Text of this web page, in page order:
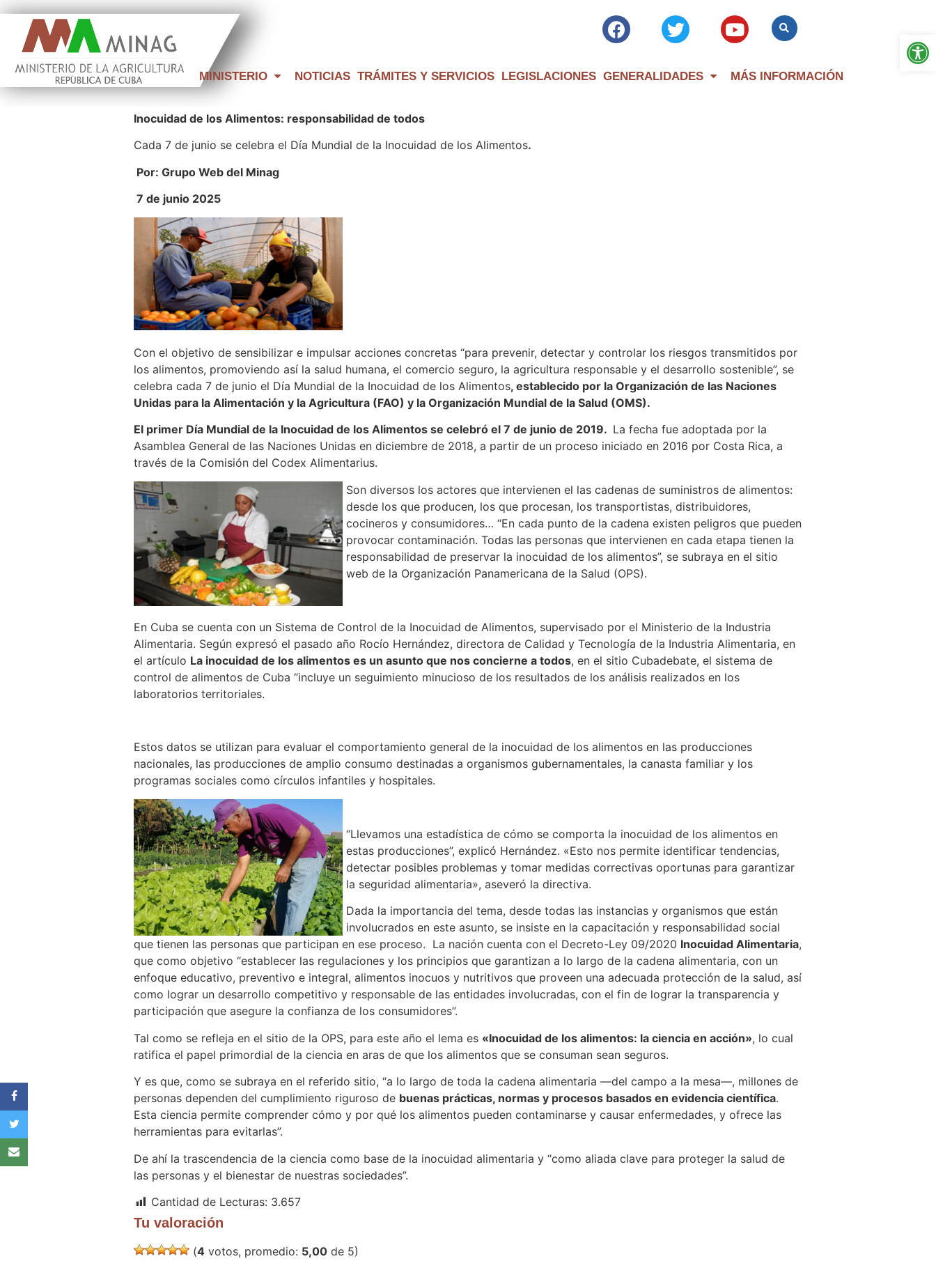
MINISTERIO NOTICIAS TRÁMITES Y SERVICIOS LEGISLACIONES GENERALIDADES MÁS INFORMACIÓN
Inocuidad de los Alimentos: responsabilidad de todos
Cada 7 de junio se celebra el Día Mundial de la Inocuidad de los Alimentos.
Por: Grupo Web del Minag
7 de junio 2025
Con el objetivo de sensibilizar e impulsar acciones concretas “para prevenir, detectar y controlar los riesgos transmitidos por
los alimentos, promoviendo así la salud humana, el comercio seguro, la agricultura responsable y el desarrollo sostenible”, se
celebra cada 7 de junio el Día Mundial de la Inocuidad de los Alimentos, establecido por la Organización de las Naciones
Unidas para la Alimentación y la Agricultura (FAO) y la Organización Mundial de la Salud (OMS).
El primer Día Mundial de la Inocuidad de los Alimentos se celebró el 7 de junio de 2019. La fecha fue adoptada por la
Asamblea General de las Naciones Unidas en diciembre de 2018, a partir de un proceso iniciado en 2016 por Costa Rica, a
través de la Comisión del Codex Alimentarius.
Son diversos los actores que intervienen el las cadenas de suministros de alimentos:
desde los que producen, los que procesan, los transportistas, distribuidores,
cocineros y consumidores… “En cada punto de la cadena existen peligros que pueden
provocar contaminación. Todas las personas que intervienen en cada etapa tienen la
responsabilidad de preservar la inocuidad de los alimentos”, se subraya en el sitio
web de la Organización Panamericana de la Salud (OPS).
En Cuba se cuenta con un Sistema de Control de la Inocuidad de Alimentos, supervisado por el Ministerio de la Industria
Alimentaria. Según expresó el pasado año Rocío Hernández, directora de Calidad y Tecnología de la Industria Alimentaria, en
el artículo La inocuidad de los alimentos es un asunto que nos concierne a todos, en el sitio Cubadebate, el sistema de
control de alimentos de Cuba “incluye un seguimiento minucioso de los resultados de los análisis realizados en los
laboratorios territoriales.
Estos datos se utilizan para evaluar el comportamiento general de la inocuidad de los alimentos en las producciones
nacionales, las producciones de amplio consumo destinadas a organismos gubernamentales, la canasta familiar y los
programas sociales como círculos infantiles y hospitales.
“Llevamos una estadística de cómo se comporta la inocuidad de los alimentos en
estas producciones”, explicó Hernández. «Esto nos permite identificar tendencias,
detectar posibles problemas y tomar medidas correctivas oportunas para garantizar
la seguridad alimentaria», aseveró la directiva.
Dada la importancia del tema, desde todas las instancias y organismos que están
involucrados en este asunto, se insiste en la capacitación y responsabilidad social
que tienen las personas que participan en ese proceso. La nación cuenta con el Decreto-Ley 09/2020 Inocuidad Alimentaria,
que como objetivo “establecer las regulaciones y los principios que garantizan a lo largo de la cadena alimentaria, con un
enfoque educativo, preventivo e integral, alimentos inocuos y nutritivos que proveen una adecuada protección de la salud, así
como lograr un desarrollo competitivo y responsable de las entidades involucradas, con el fin de lograr la transparencia y
participación que asegure la confianza de los consumidores”.
Tal como se refleja en el sitio de la OPS, para este año el lema es «Inocuidad de los alimentos: la ciencia en acción», lo cual
ratifica el papel primordial de la ciencia en aras de que los alimentos que se consuman sean seguros.
Y es que, como se subraya en el referido sitio, “a lo largo de toda la cadena alimentaria —del campo a la mesa—, millones de
personas dependen del cumplimiento riguroso de buenas prácticas, normas y procesos basados en evidencia científica.
Esta ciencia permite comprender cómo y por qué los alimentos pueden contaminarse y causar enfermedades, y ofrece las
herramientas para evitarlas”.
De ahí la trascendencia de la ciencia como base de la inocuidad alimentaria y “como aliada clave para proteger la salud de
las personas y el bienestar de nuestras sociedades”.
Cantidad de Lecturas: 3.657
Tu valoración
(4 votos, promedio: 5,00 de 5)